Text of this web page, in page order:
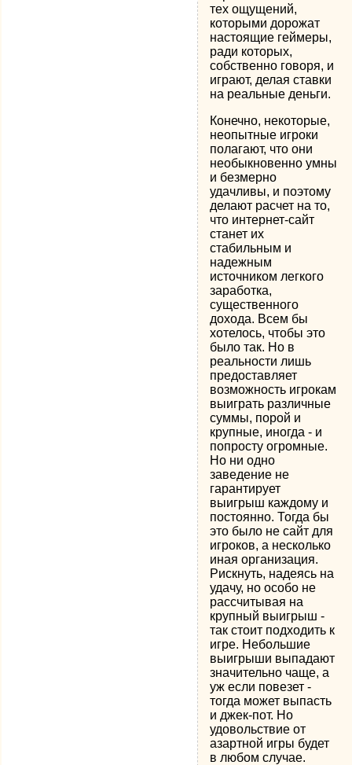
тех ощущений,
которыми дорожат
настоящие геймеры,
ради которых,
собственно говоря, и
играют, делая ставки
на реальные деньги.
Конечно, некоторые,
неопытные игроки
полагают, что они
необыкновенно умны
и безмерно
удачливы, и поэтому
делают расчет на то,
что интернет-сайт
станет их
стабильным и
надежным
источником легкого
заработка,
существенного
дохода. Всем бы
хотелось, чтобы это
было так. Но в
реальности лишь
предоставляет
возможность игрокам
выиграть различные
суммы, порой и
крупные, иногда - и
попросту огромные.
Но ни одно
заведение не
гарантирует
выигрыш каждому и
постоянно. Тогда бы
это было не сайт для
игроков, а несколько
иная организация.
Рискнуть, надеясь на
удачу, но особо не
рассчитывая на
крупный выигрыш -
так стоит подходить к
игре. Небольшие
выигрыши выпадают
значительно чаще, а
уж если повезет -
тогда может выпасть
и джек-пот. Но
удовольствие от
азартной игры будет
в любом случае.